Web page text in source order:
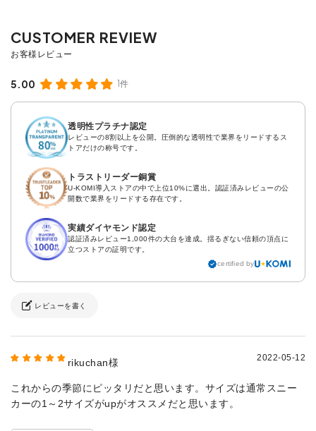
5.00 1件
透明性プラチナ認定
レビューの8割以上を公開。圧倒的な透明性で業界をリードするス
トアだけの称号です。
トラストリーダー銅賞
U-KOMI導入ストアの中で上位10%に選出。認証済みレビューの公
開数で業界をリードする存在です。
実績ダイヤモンド認定
認証済みレビュー1,000件の大台を達成。揺るぎない信頼の頂点に
立つストアの証明です。
certified by
レビューを書く
rikuchan様 2022-05-12
これからの季節にピッタリだと思います。サイズは通常スニー
カーの1～2サイズがupがオススメだと思います。